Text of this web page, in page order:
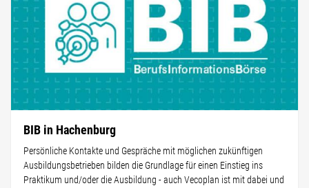
BIB in Hachenburg
Persönliche Kontakte und Gespräche mit möglichen zukünftigen
Ausbildungsbetrieben bilden die Grundlage für einen Einstieg ins
Praktikum und/oder die Ausbildung - auch Vecoplan ist mit dabei und